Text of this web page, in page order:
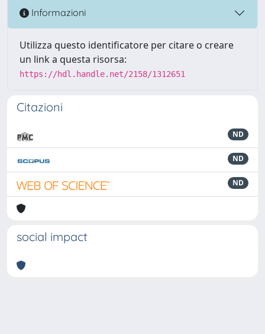
Informazioni
Utilizza questo identificatore per citare o creare
un link a questa risorsa:
https://hdl.handle.net/2158/1312651
Citazioni
ND
ND
ND
social impact